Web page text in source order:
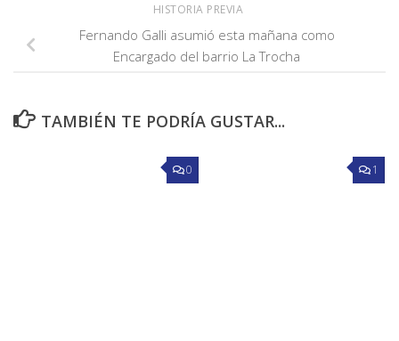
HISTORIA PREVIA
Fernando Galli asumió esta mañana como
Encargado del barrio La Trocha
TAMBIÉN TE PODRÍA GUSTAR...
0 1